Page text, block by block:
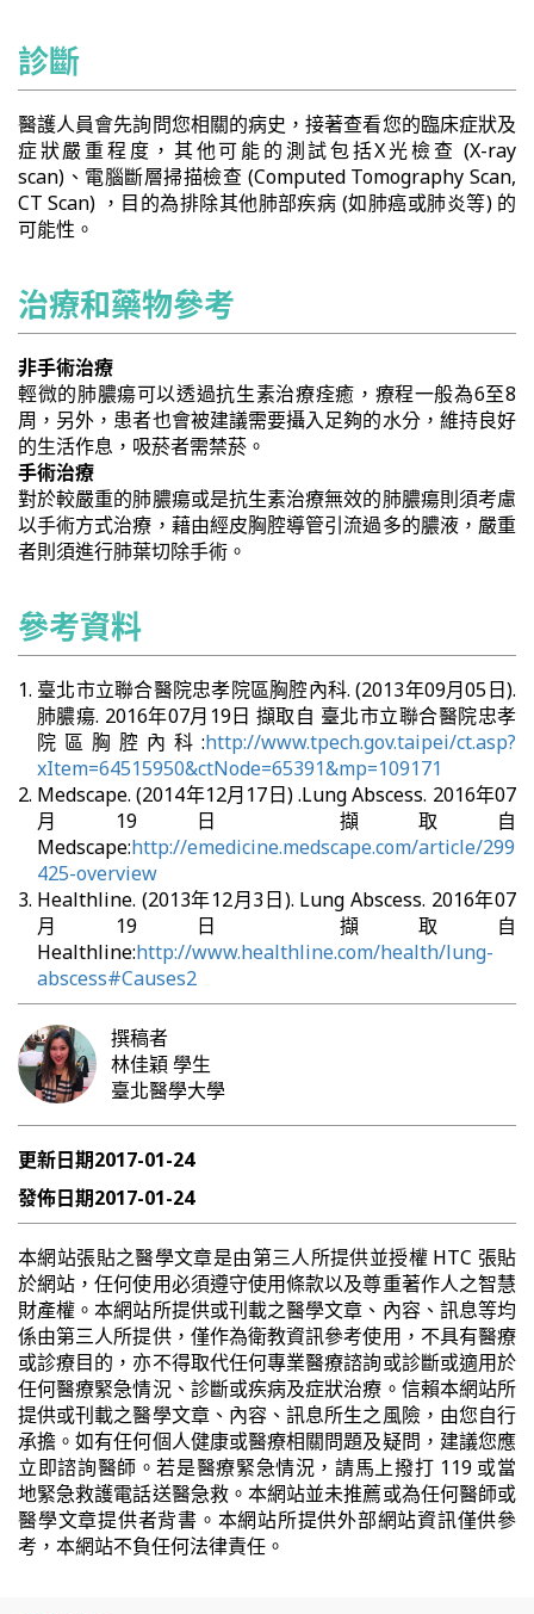
診斷
醫護人員會先詢問您相關的病史，接著查看您的臨床症狀及
症狀嚴重程度，其他可能的測試包括X光檢查 (X-ray
scan)、電腦斷層掃描檢查 (Computed Tomography Scan,
CT Scan) ，目的為排除其他肺部疾病 (如肺癌或肺炎等) 的
可能性。
治療和藥物參考
非手術治療
輕微的肺膿瘍可以透過抗生素治療痊癒，療程一般為6至8
周，另外，患者也會被建議需要攝入足夠的水分，維持良好
的生活作息，吸菸者需禁菸。
手術治療
對於較嚴重的肺膿瘍或是抗生素治療無效的肺膿瘍則須考慮
以手術方式治療，藉由經皮胸腔導管引流過多的膿液，嚴重
者則須進行肺葉切除手術。
參考資料
臺北市立聯合醫院忠孝院區胸腔內科. (2013年09月05日).
肺膿瘍. 2016年07月19日 擷取自 臺北市立聯合醫院忠孝
院區胸腔內科:http://www.tpech.gov.taipei/ct.asp?
xItem=64515950&ctNode=65391&mp=109171
Medscape. (2014年12月17日) .Lung Abscess. 2016年07
月19日 擷取自
Medscape:http://emedicine.medscape.com/article/299
425-overview
Healthline. (2013年12月3日). Lung Abscess. 2016年07
月19日 擷取自
Healthline:http://www.healthline.com/health/lung-
abscess#Causes2
撰稿者
林佳穎學生
臺北醫學大學
更新日期2017-01-24
發佈日期2017-01-24
本網站張貼之醫學文章是由第三人所提供並授權 HTC 張貼
於網站，任何使用必須遵守使用條款以及尊重著作人之智慧
財產權。本網站所提供或刊載之醫學文章、內容、訊息等均
係由第三人所提供，僅作為衛教資訊參考使用，不具有醫療
或診療目的，亦不得取代任何專業醫療諮詢或診斷或適用於
任何醫療緊急情況、診斷或疾病及症狀治療。信賴本網站所
提供或刊載之醫學文章、內容、訊息所生之風險，由您自行
承擔。如有任何個人健康或醫療相關問題及疑問，建議您應
立即諮詢醫師。若是醫療緊急情況，請馬上撥打 119 或當
地緊急救護電話送醫急救。本網站並未推薦或為任何醫師或
醫學文章提供者背書。本網站所提供外部網站資訊僅供參
考，本網站不負任何法律責任。